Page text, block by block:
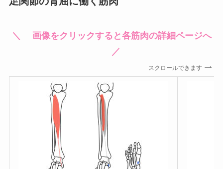
＼ 画像をクリックすると各筋肉の詳細ページへ
／
スクロールできます